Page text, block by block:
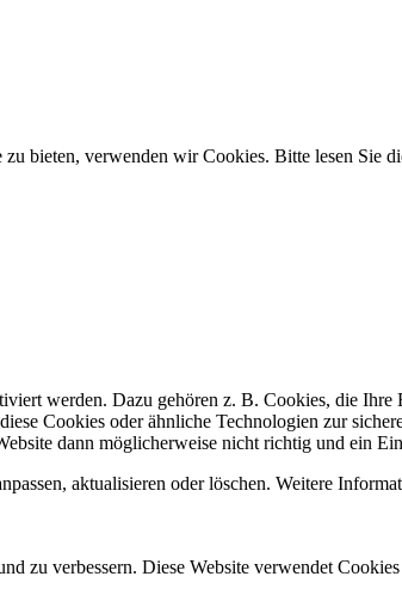
bieten, verwenden wir Cookies. Bitte lesen Sie
werden. Dazu gehören z. B. Cookies, die
Cookies oder ähnliche Technologien zur
dann möglicherweise nicht richtig und ein
aktualisieren oder löschen. Weitere
zu verbessern. Diese Website verwendet